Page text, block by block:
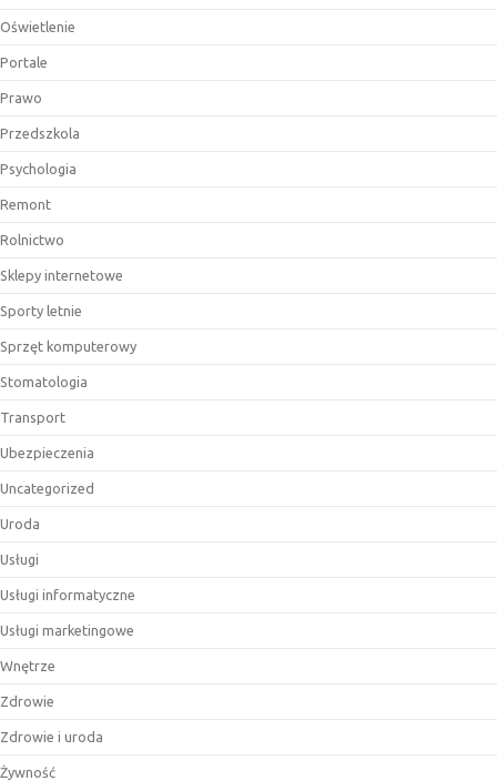
Oświetlenie
Portale
Prawo
Przedszkola
Psychologia
Remont
Rolnictwo
Sklepy internetowe
Sporty letnie
Sprzęt komputerowy
Stomatologia
Transport
Ubezpieczenia
Uncategorized
Uroda
Usługi
Usługi informatyczne
Usługi marketingowe
Wnętrze
Zdrowie
Zdrowie i uroda
Żywność